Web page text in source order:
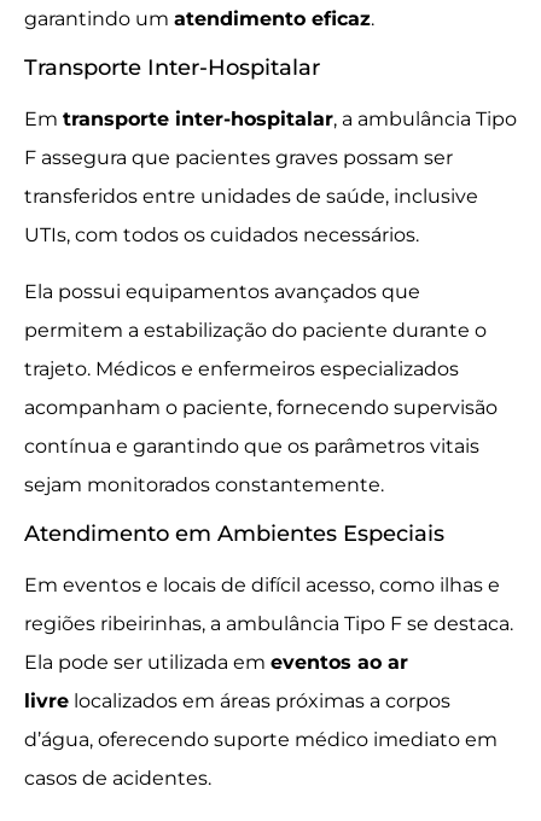
garantindo um atendimento eficaz.
Transporte Inter-Hospitalar
Em transporte inter-hospitalar, a ambulância Tipo
F assegura que pacientes graves possam ser
transferidos entre unidades de saúde, inclusive
UTIs, com todos os cuidados necessários.
Ela possui equipamentos avançados que
permitem a estabilização do paciente durante o
trajeto. Médicos e enfermeiros especializados
acompanham o paciente, fornecendo supervisão
contínua e garantindo que os parâmetros vitais
sejam monitorados constantemente.
Atendimento em Ambientes Especiais
Em eventos e locais de difícil acesso, como ilhas e
regiões ribeirinhas, a ambulância Tipo F se destaca.
Ela pode ser utilizada em eventos ao ar
livre localizados em áreas próximas a corpos
d’água, oferecendo suporte médico imediato em
casos de acidentes.